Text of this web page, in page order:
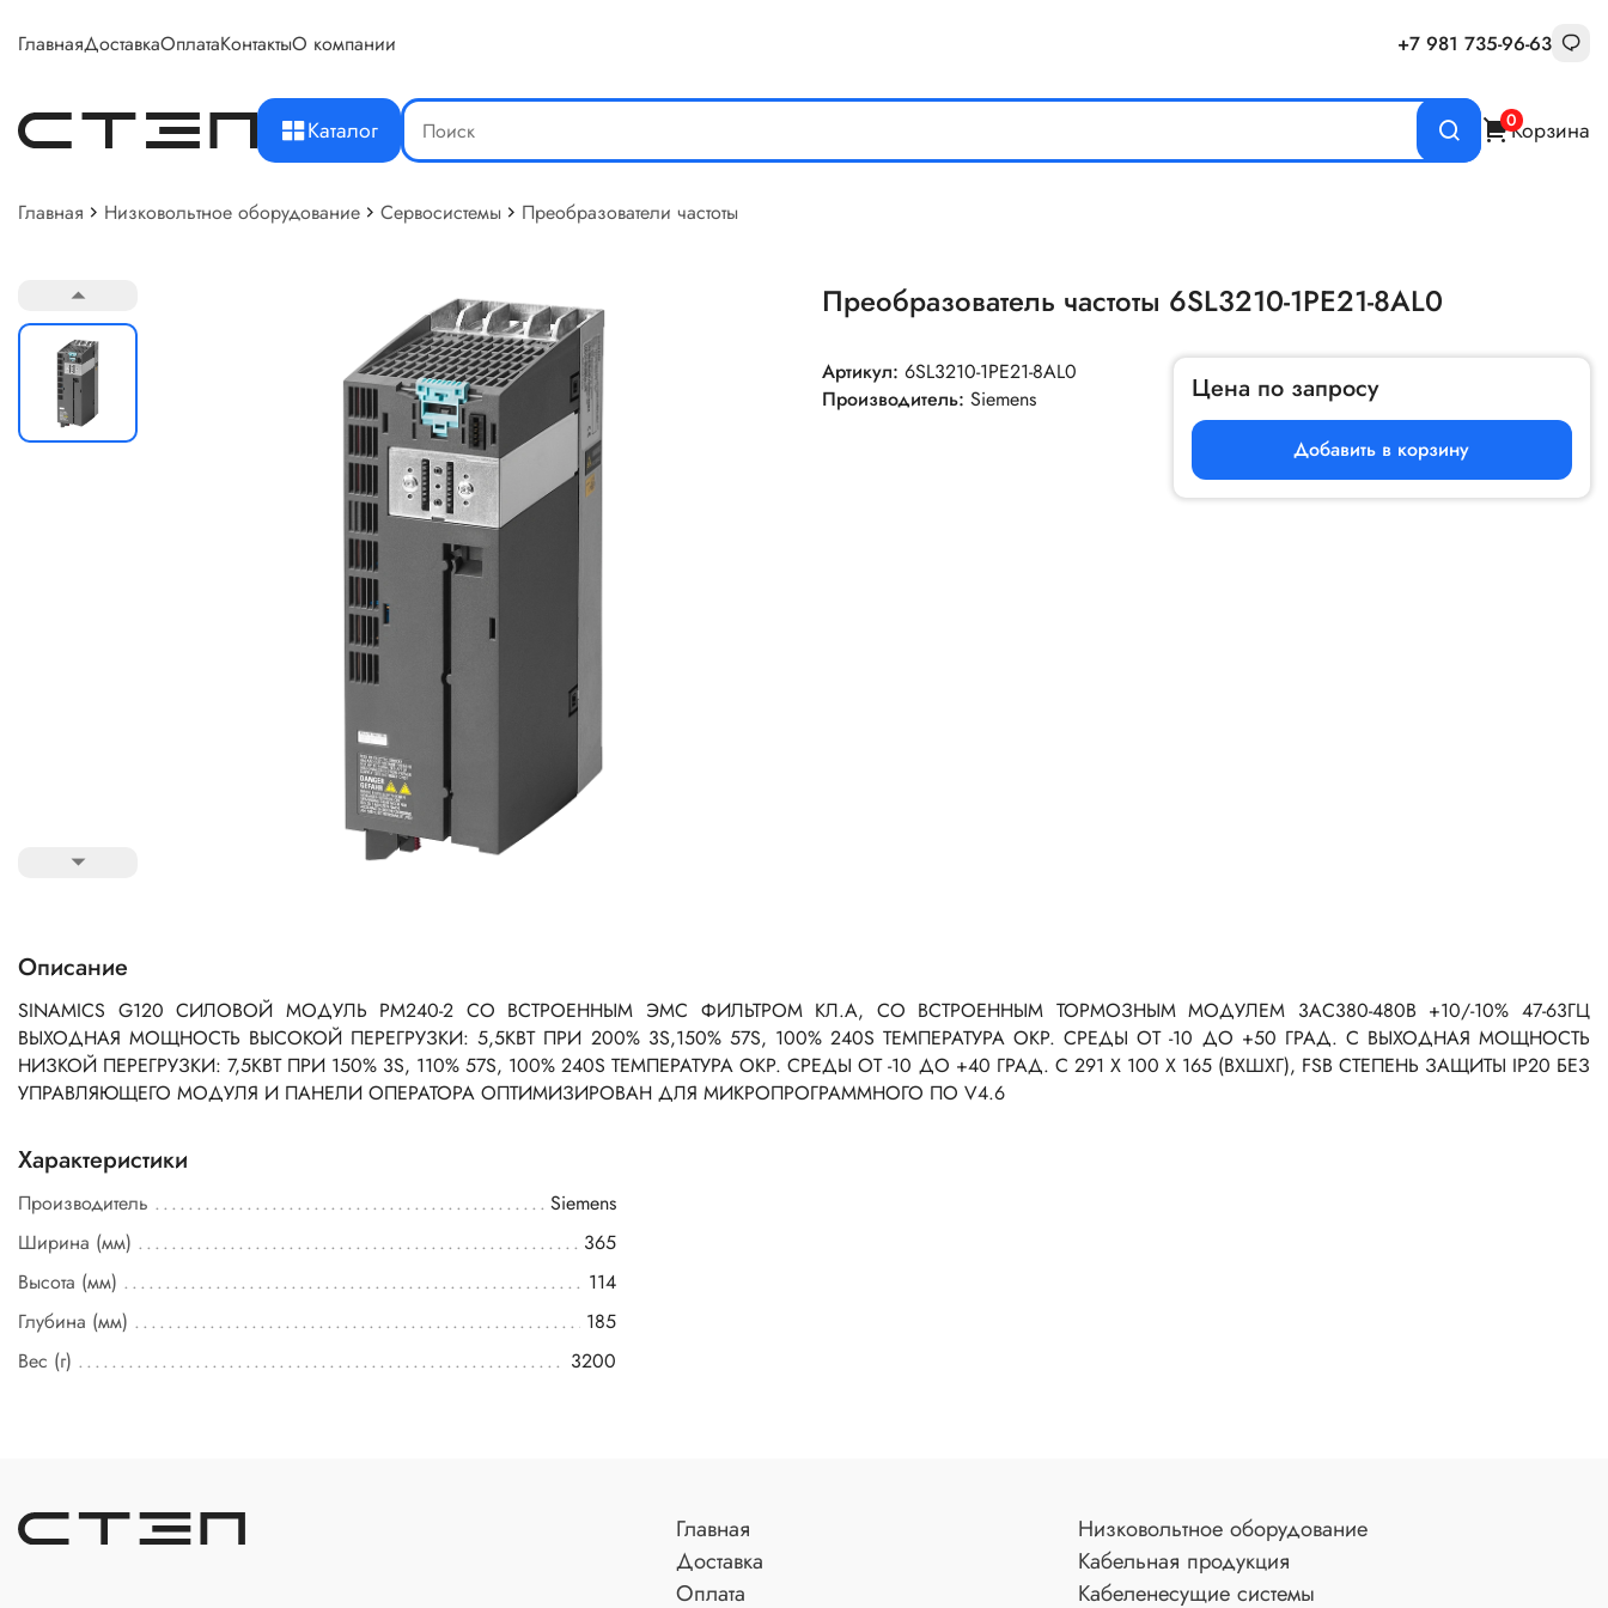
ГлавнаяДоставкаОплатаКонтактыО компании +7 981 735-96-63
Каталог 0Корзина
Главная Низковольтное оборудование Сервосистемы Преобразователи частоты
Преобразователь частоты 6SL3210-1PE21-8AL0
Артикул: 6SL3210-1PE21-8AL0
Производитель: Siemens Цена по запросу
Добавить в корзину
Описание
SINAMICS G120 СИЛОВОЙ МОДУЛЬ PM240-2 СО ВСТРОЕННЫМ ЭМС ФИЛЬТРОМ КЛ.А, СО ВСТРОЕННЫМ ТОРМОЗНЫМ МОДУЛЕМ 3AC380-480В +10/-10% 47-63ГЦ
ВЫХОДНАЯ МОЩНОСТЬ ВЫСОКОЙ ПЕРЕГРУЗКИ: 5,5КВТ ПРИ 200% 3S,150% 57S, 100% 240S ТЕМПЕРАТУРА ОКР. СРЕДЫ ОТ -10 ДО +50 ГРАД. C ВЫХОДНАЯ МОЩНОСТЬ
НИЗКОЙ ПЕРЕГРУЗКИ: 7,5КВТ ПРИ 150% 3S, 110% 57S, 100% 240S ТЕМПЕРАТУРА ОКР. СРЕДЫ ОТ -10 ДО +40 ГРАД. C 291 X 100 X 165 (ВXШXГ), FSB СТЕПЕНЬ ЗАЩИТЫ IP20 БЕЗ
УПРАВЛЯЮЩЕГО МОДУЛЯ И ПАНЕЛИ ОПЕРАТОРА ОПТИМИЗИРОВАН ДЛЯ МИКРОПРОГРАММНОГО ПО V4.6
Характеристики
Производитель
Siemens
Ширина (мм)
365
Высота (мм)
114
Глубина (мм)
185
Вес (г)
3200
Главная
Доставка
Оплата
Низковольтное оборудование
Кабельная продукция
Кабеленесущие системы